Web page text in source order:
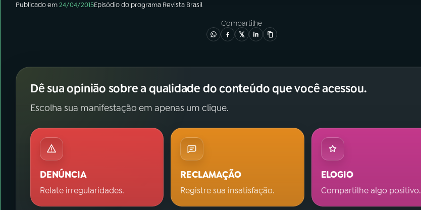
Publicado em24/04/2015Episódiodo programa Revista Brasil
Compartilhe
Dê sua opinião sobre a qualidade do conteúdo que você acessou.
Escolha sua manifestação em apenas um clique.
DENÚNCIA
Relate irregularidades.
RECLAMAÇÃO
Registre sua insatisfação.
ELOGIO
Compartilhe algo positivo.